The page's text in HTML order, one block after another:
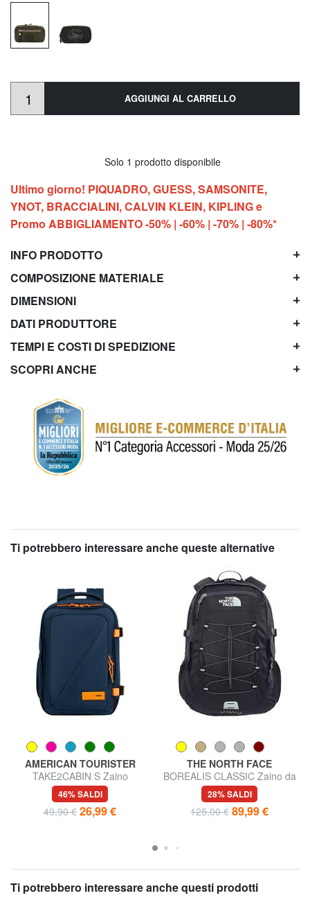
AGGIUNGI AL CARRELLO
Solo 1 prodotto disponibile
Ultimo giorno! PIQUADRO, GUESS, SAMSONITE,
YNOT, BRACCIALINI, CALVIN KLEIN, KIPLING e
Promo ABBIGLIAMENTO -50% | -60% | -70% | -80%*
INFO PRODOTTO
COMPOSIZIONE MATERIALE
DIMENSIONI
DATI PRODUTTORE
TEMPI E COSTI DI SPEDIZIONE
SCOPRI ANCHE
Ti potrebbero interessare anche queste alternative
AMERICAN TOURISTER
TAKE2CABIN S Zaino
underseater ok Ryanair
46% SALDI
49,90 € 26,99 €
THE NORTH FACE
BOREALIS CLASSIC Zaino da
29 L
28% SALDI
125,00 € 89,99 €
Ti potrebbero interessare anche questi prodotti